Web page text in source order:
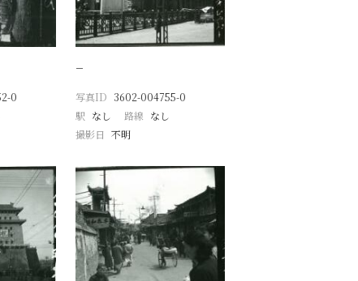
0
−
写真ID 3602-004755-0
駅 なし 路線 なし
撮影日 不明